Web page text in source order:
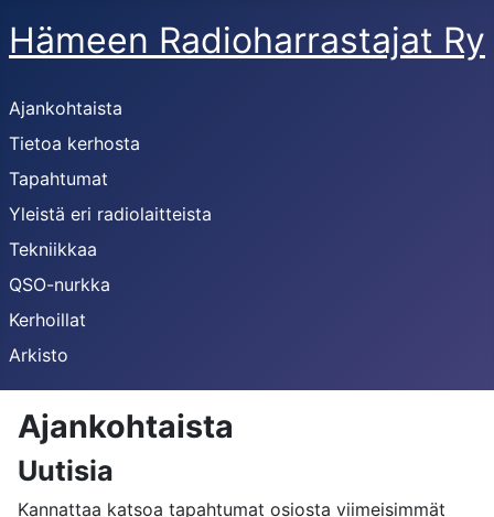
Hämeen Radioharrastajat Ry
Ajankohtaista
Tietoa kerhosta
Tapahtumat
Yleistä eri radiolaitteista
Tekniikkaa
QSO-nurkka
Kerhoillat
Arkisto
Ajankohtaista
Uutisia
Kannattaa katsoa tapahtumat osiosta viimeisimmät